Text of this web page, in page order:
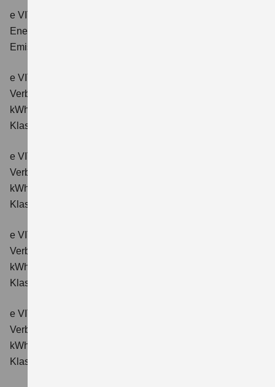
e VITARA eAxle Club (49 kWh-Batterie)
Energieverbrauch kombiniert: 14,9 kWh/100km; CO₂-
Emissionen kombiniert: 0 g/km; CO₂-Klasse: A.
e VITARA eAxle Comfort (61 kWh-Batterie)
Verbrauchswerte: Energieverbrauch kombiniert: 15,1
kWh/100km; CO₂-Emissionen kombiniert: 0 g/km; CO₂-
Klasse: A.
e VITARA eAxle ALLGRIP-e Comfort (61 kWh-Batterie)
Verbrauchswerte: Energieverbrauch kombiniert: 16,6
kWh/100km; CO₂-Emissionen kombiniert: 0 g/km; CO₂-
Klasse: A.
e VITARA eAxle Comfort+ (61 kWh-Batterie)
Verbrauchswerte: Energieverbrauch kombiniert: 15,1
kWh/100km; CO₂-Emissionen kombiniert: 0 g/km; CO₂-
Klasse: A.
e VITARA eAxle ALLGRIP-e Comfort+ (61 kWh-Batterie)
Verbrauchswerte: Energieverbrauch kombiniert: 16,6
kWh/100 km; CO₂-Emissionen kombiniert: 0 g/km; CO₂-
Klasse: A.